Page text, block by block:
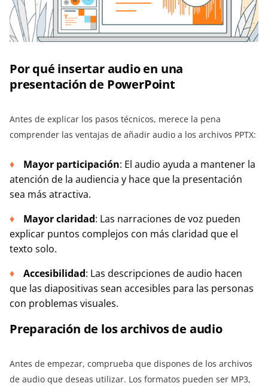
Por qué insertar audio en una
presentación de PowerPoint
Antes de explicar los pasos técnicos, merece la pena
comprender las ventajas de añadir audio a los archivos PPTX:
Mayor participación: El audio ayuda a mantener la
atención de la audiencia y hace que la presentación
sea más atractiva.
Mayor claridad: Las narraciones de voz pueden
explicar puntos complejos con más claridad que el
texto solo.
Accesibilidad: Las descripciones de audio hacen
que las diapositivas sean accesibles para las personas
con problemas visuales.
Preparación de los archivos de audio
Antes de empezar, comprueba que dispones de los archivos
de audio que deseas utilizar. Los formatos pueden ser MP3,